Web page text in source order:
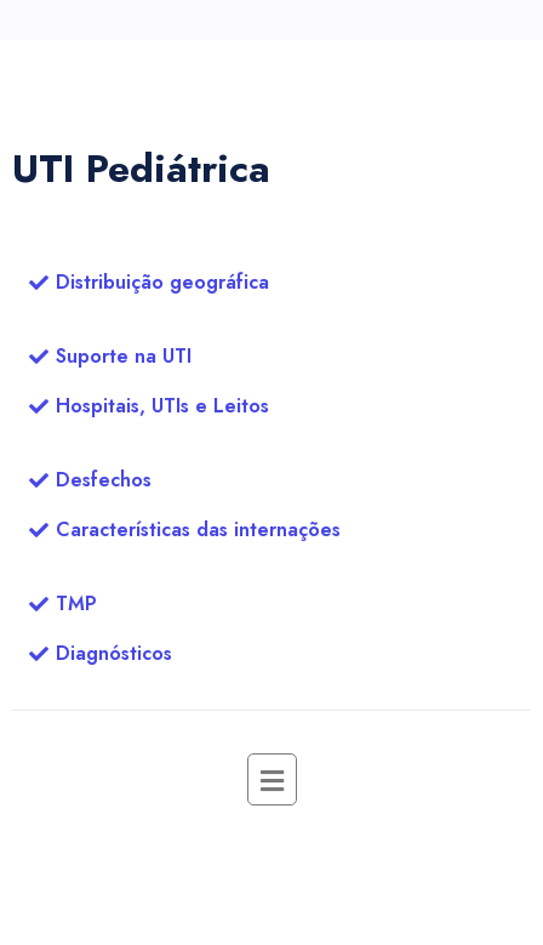
UTI Pediátrica
Distribuição geográfica
Suporte na UTI
Hospitais, UTIs e Leitos
Desfechos
Características das internações
TMP
Diagnósticos